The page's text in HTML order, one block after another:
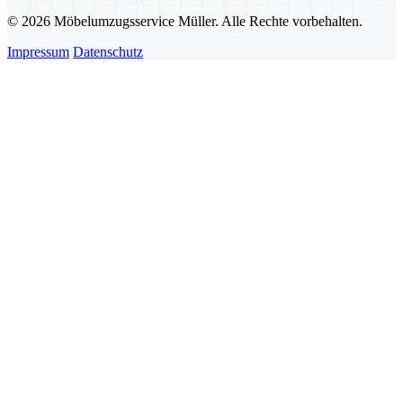
© 2026 Möbelumzugsservice Müller. Alle Rechte vorbehalten.
Impressum Datenschutz